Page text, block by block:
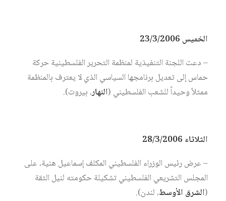
الخميس 23/3/2006
– دعت اللجنة التنفيذية لمنظمة التحرير الفلسطينية حركة
حماس إلى تعديل برنامجها السياسي الذي لا يعترف بالمنظمة
ممثلاً وحيداً للشعب الفلسطيني (النهار، بيروت).
الثلاثاء 28/3/2006
– عرض رئيس الوزراء الفلسطيني المكلف إسماعيل هنية، على
المجلس التشريعي الفلسطيني تشكيلة حكومته لنيل الثقة
(الشرق الأوسط، لندن).